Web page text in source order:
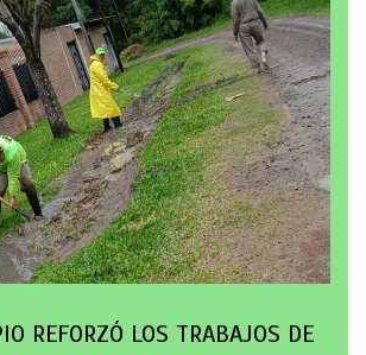
REFORZÓ LOS TRABAJOS DE